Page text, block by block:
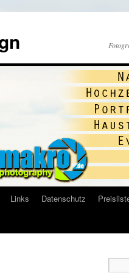
Links Datenschutz